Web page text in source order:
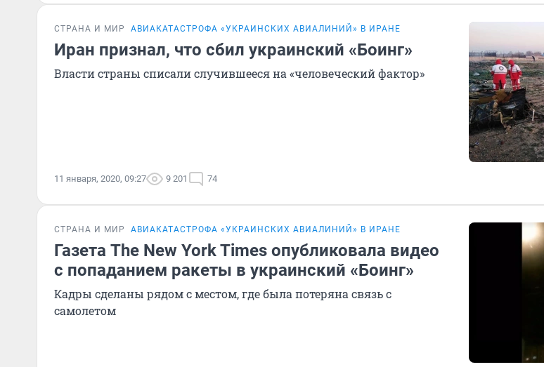
СТРАНА И МИР АВИАКАТАСТРОФА «УКРАИНСКИХ АВИАЛИНИЙ» В ИРАНЕ
Иран признал, что сбил украинский «Боинг»
Власти страны списали случившееся на «человеческий фактор»
11 января, 2020, 09:27 9 201 74
СТРАНА И МИР АВИАКАТАСТРОФА «УКРАИНСКИХ АВИАЛИНИЙ» В ИРАНЕ
Газета The New York Times опубликовала видео
с попаданием ракеты в украинский «Боинг»
Кадры сделаны рядом с местом, где была потеряна связь с
самолетом